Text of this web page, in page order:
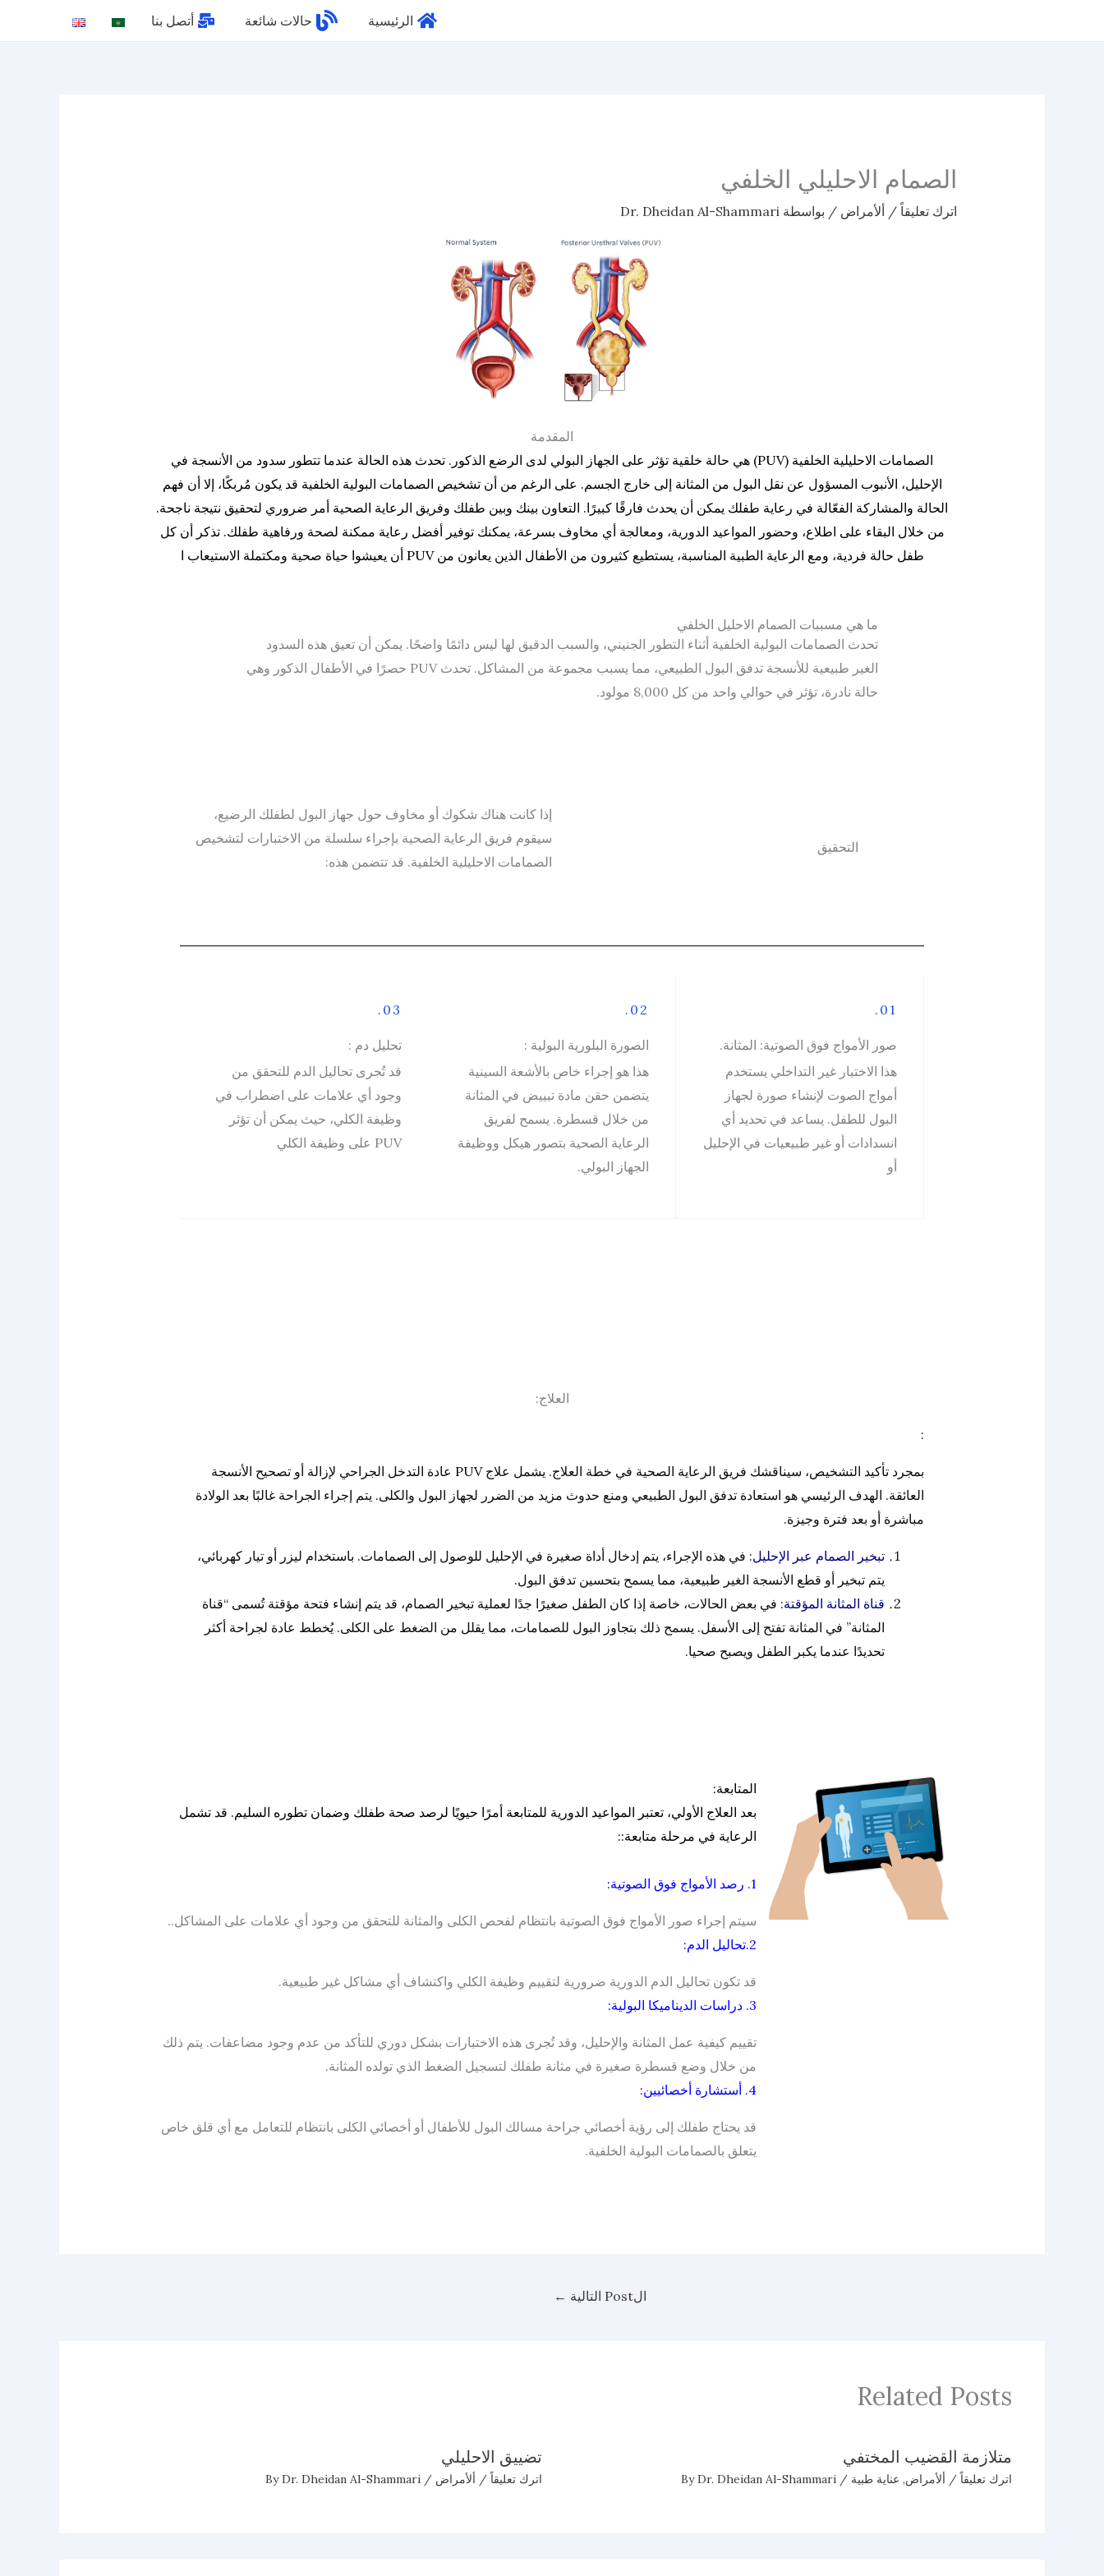
الرئيسية حالات شائعة أتصل بنا
الصمام الاحليلي الخلفي
اترك تعليقاً / ألأمراض / بواسطة Dr. Dheidan Al-Shammari
المقدمة
الصمامات الاحليلية الخلفية (PUV) هي حالة خلقية تؤثر على الجهاز البولي لدى الرضع الذكور. تحدث هذه الحالة عندما تتطور سدود من الأنسجة في
الإحليل، الأنبوب المسؤول عن نقل البول من المثانة إلى خارج الجسم. على الرغم من أن تشخيص الصمامات البولية الخلفية قد يكون مُربكًا، إلا أن فهم
الحالة والمشاركة الفعّالة في رعاية طفلك يمكن أن يحدث فارقًا كبيرًا. التعاون بينك وبين طفلك وفريق الرعاية الصحية أمر ضروري لتحقيق نتيجة ناجحة.
من خلال البقاء على اطلاع، وحضور المواعيد الدورية، ومعالجة أي مخاوف بسرعة، يمكنك توفير أفضل رعاية ممكنة لصحة ورفاهية طفلك. تذكر أن كل
طفل حالة فردية، ومع الرعاية الطبية المناسبة، يستطيع كثيرون من الأطفال الذين يعانون من PUV أن يعيشوا حياة صحية ومكتملة الاستيعاب ا
ما هي مسببات الصمام الاحليل الخلفي
تحدث الصمامات البولية الخلفية أثناء التطور الجنيني، والسبب الدقيق لها ليس دائمًا واضحًا. يمكن أن تعيق هذه السدود
الغير طبيعية للأنسجة تدفق البول الطبيعي، مما يسبب مجموعة من المشاكل. تحدث PUV حصرًا في الأطفال الذكور وهي
حالة نادرة، تؤثر في حوالي واحد من كل 8,000 مولود.
التحقيق
إذا كانت هناك شكوك أو مخاوف حول جهاز البول لطفلك الرضيع،
سيقوم فريق الرعاية الصحية بإجراء سلسلة من الاختبارات لتشخيص
الصمامات الاحليلية الخلفية. قد تتضمن هذه:
01.
صور الأمواج فوق الصوتية: المثانة.
هذا الاختبار غير التداخلي يستخدم
أمواج الصوت لإنشاء صورة لجهاز
البول للطفل. يساعد في تحديد أي
انسدادات أو غير طبيعيات في الإحليل
أو
02.
الصورة البلورية البولية :
هذا هو إجراء خاص بالأشعة السينية
يتضمن حقن مادة تبييض في المثانة
من خلال قسطرة. يسمح لفريق
الرعاية الصحية بتصور هيكل ووظيفة
الجهاز البولي.
03.
تحليل دم :
قد تُجرى تحاليل الدم للتحقق من
وجود أي علامات على اضطراب في
وظيفة الكلي، حيث يمكن أن تؤثر
PUV على وظيفة الكلي
العلاج:
:
بمجرد تأكيد التشخيص، سيناقشك فريق الرعاية الصحية في خطة العلاج. يشمل علاج PUV عادة التدخل الجراحي لإزالة أو تصحيح الأنسجة
العائقة. الهدف الرئيسي هو استعادة تدفق البول الطبيعي ومنع حدوث مزيد من الضرر لجهاز البول والكلى. يتم إجراء الجراحة غالبًا بعد الولادة
مباشرة أو بعد فترة وجيزة.
تبخير الصمام عبر الإحليل: في هذه الإجراء، يتم إدخال أداة صغيرة في الإحليل للوصول إلى الصمامات. باستخدام ليزر أو تيار كهربائي،
يتم تبخير أو قطع الأنسجة الغير طبيعية، مما يسمح بتحسين تدفق البول.
قناة المثانة المؤقتة: في بعض الحالات، خاصة إذا كان الطفل صغيرًا جدًا لعملية تبخير الصمام، قد يتم إنشاء فتحة مؤقتة تُسمى “قناة
المثانة” في المثانة تفتح إلى الأسفل. يسمح ذلك بتجاوز البول للصمامات، مما يقلل من الضغط على الكلى. يُخطط عادة لجراحة أكثر
تحديدًا عندما يكبر الطفل ويصبح صحيا.
المتابعة:
بعد العلاج الأولي، تعتبر المواعيد الدورية للمتابعة أمرًا حيويًا لرصد صحة طفلك وضمان تطوره السليم. قد تشمل
الرعاية في مرحلة متابعة::
1. رصد الأمواج فوق الصوتية:
سيتم إجراء صور الأمواج فوق الصوتية بانتظام لفحص الكلى والمثانة للتحقق من وجود أي علامات على المشاكل..
2.تحاليل الدم:
قد تكون تحاليل الدم الدورية ضرورية لتقييم وظيفة الكلي واكتشاف أي مشاكل غير طبيعية.
3. دراسات الديناميكا البولية:
تقييم كيفية عمل المثانة والإحليل، وقد تُجرى هذه الاختبارات بشكل دوري للتأكد من عدم وجود مضاعفات. يتم ذلك
من خلال وضع قسطرة صغيرة في مثانة طفلك لتسجيل الضغط الذي تولده المثانة.
4. أستشارة أخصائيين:
قد يحتاج طفلك إلى رؤية أخصائي جراحة مسالك البول للأطفال أو أخصائي الكلى بانتظام للتعامل مع أي قلق خاص
يتعلق بالصمامات البولية الخلفية.
الPost التالية ←
Related Posts
متلازمة القضيب المختفي
اترك تعليقاً / ألأمراض, عناية طبية / By
Dr. Dheidan Al-Shammari
تضييق الاحليلي
اترك تعليقاً / ألأمراض / By
Dr. Dheidan Al-Shammari